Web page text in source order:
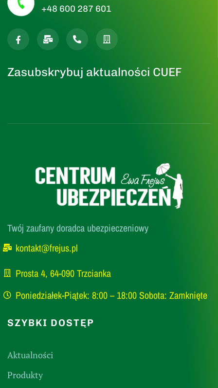
+48 600 287 601
Zasubskrybuj aktualności CUEF
Twój zaufany doradca ubezpieczeniowy
kontakt@frejus.pl
Prosta 4, 64-090 Trzcianka
Poniedziałek-Piątek: 8:00 – 18:00 Sobota: Zamknięte
SZYBKI DOSTĘP
Aktualności
Produkty